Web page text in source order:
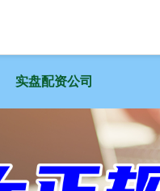
实盘配资公司